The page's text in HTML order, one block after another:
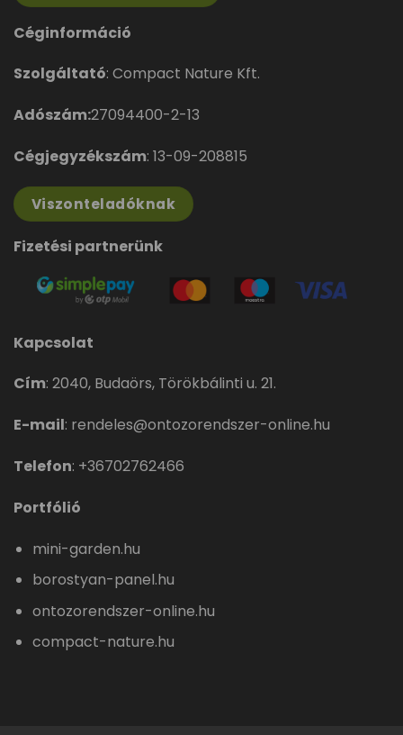
Céginformáció
Szolgáltató: Compact Nature Kft.
Adószám:27094400-2-13
Cégjegyzékszám: 13-09-208815
Viszonteladóknak
Fizetési partnerünk
Kapcsolat
Cím: 2040, Budaörs, Törökbálinti u. 21.
E-mail: rendeles@ontozorendszer-online.hu
Telefon: +36702762466
Portfólió
mini-garden.hu
borostyan-panel.hu
ontozorendszer-online.hu
compact-nature.hu